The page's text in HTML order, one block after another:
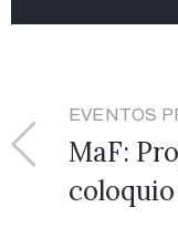
EVENTOS
MaF:
coloquio